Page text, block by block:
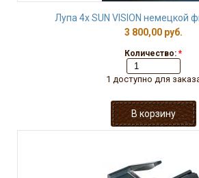
Лупа 4х SUN VISION немецкой
3 800,00 руб.
Количество: *
1 доступно для